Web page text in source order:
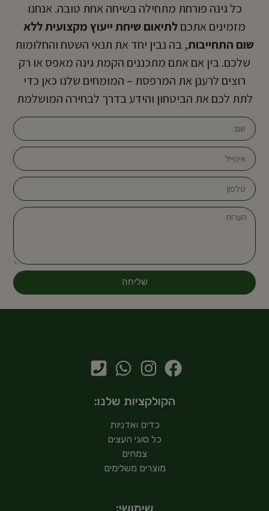
כל גינה פורחת מתחילה בשיחה אחת טובה. אנחנו
מזמינים אתכםלתיאום שיחת ייעוץ מקצועית ללא
שום התחייבות, בה נבין יחד את תנאי השטח והחלומות
שלכם. בין אם אתם מתכננים הקמת גינה מאפס או רק
רוצים לרענן את המרפסת – המומחים שלנו כאן כדי
לתת לכם את הביטחון והידע בדרך לבחירה המושלמת
שליחה
הקולקציות שלנו:
כדים ואדניות
כל סוגי העצים
צמחים
מוצרים משלימים
שימושי: